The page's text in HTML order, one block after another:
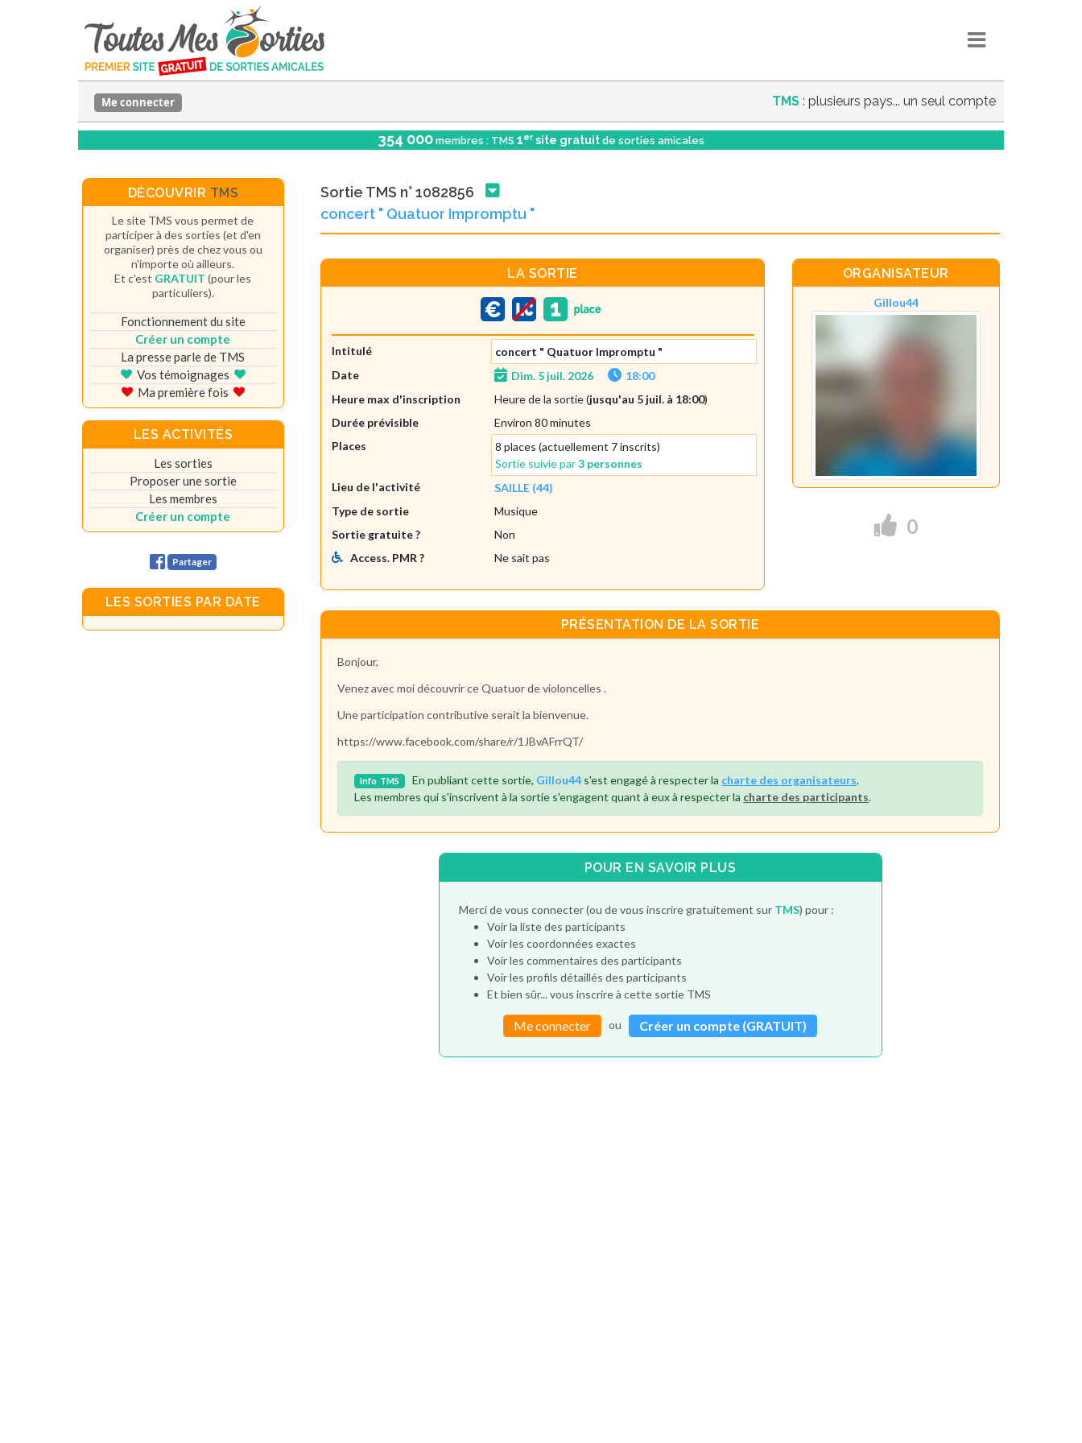
TMS : plusieurs pays... un seul compte
Me connecter
354 000 membres : TMS 1er site gratuit de sorties amicales
Sortie TMS n° 1082856
concert " Quatuor Impromptu "
LA SORTIE
Intitulé
concert " Quatuor Impromptu "
Date
Dim. 5 juil. 2026
18:00
Heure max d'inscription
Heure de la sortie (jusqu'au 5 juil. à 18:00)
Durée prévisible
Environ 80 minutes
Places
8 places (actuellement 7 inscrits)
Sortie suivie par3 personnes
Lieu de l'activité
SAILLE (44)
Type de sortie
Musique
Sortie gratuite ?
Non
Access. PMR ?
Ne sait pas
ORGANISATEUR
Gillou44
0
PRÉSENTATION DE LA SORTIE
Bonjour,
Venez avec moi découvrir ce Quatuor de violoncelles .
Une participation contributive serait la bienvenue.
https://www.facebook.com/share/r/1JBvAFrrQT/
Info TMS En publiant cette sortie, Gillou44 s'est engagé à respecter la charte des organisateurs.
Les membres qui s'inscrivent à la sortie s'engagent quant à eux à respecter la charte des participants.
POUR EN SAVOIR PLUS
Merci de vous connecter (ou de vous inscrire gratuitement sur TMS) pour :
Voir la liste des participants
Voir les coordonnées exactes
Voir les commentaires des participants
Voir les profils détaillés des participants
Et bien sûr... vous inscrire à cette sortie TMS
Me connecter ou Créer un compte (GRATUIT)
DÉCOUVRIR TMS
Le site TMS vous permet de
participer à des sorties (et d'en
organiser) près de chez vous ou
n'importe où ailleurs.
Et c'est GRATUIT (pour les
particuliers).
Fonctionnement du site
Créer un compte
La presse parle de TMS
Vos témoignages
Ma première fois
LES ACTIVITÉS
Les sorties
Proposer une sortie
Les membres
Créer un compte
Partager
LES SORTIES PAR DATE